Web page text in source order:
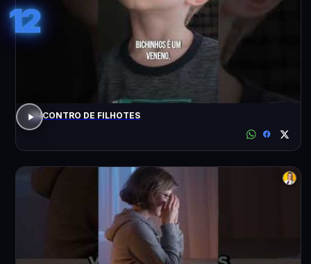
12
ENCONTRO DE FILHOTES